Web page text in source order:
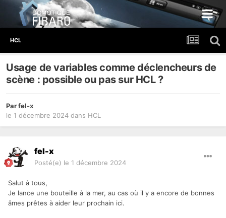
HCL
Usage de variables comme déclencheurs de
scène : possible ou pas sur HCL ?
Parfel-x
le 1 décembre 2024 dans HCL
fel-x
Posté(e) le 1 décembre 2024
Salut à tous,
Je lance une bouteille à la mer, au cas où il y a encore de bonnes
âmes prêtes à aider leur prochain ici.